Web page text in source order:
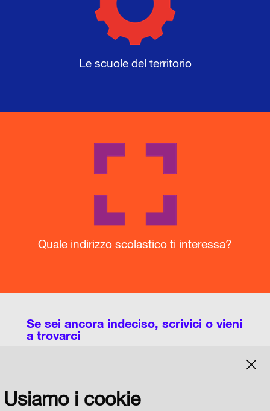
Le scuole del territorio
Quale indirizzo scolastico ti interessa?
Se sei ancora indeciso, scrivici o vieni
a trovarci
informazioni sull'organizzazione dei Licei, degli
Usiamo i cookie